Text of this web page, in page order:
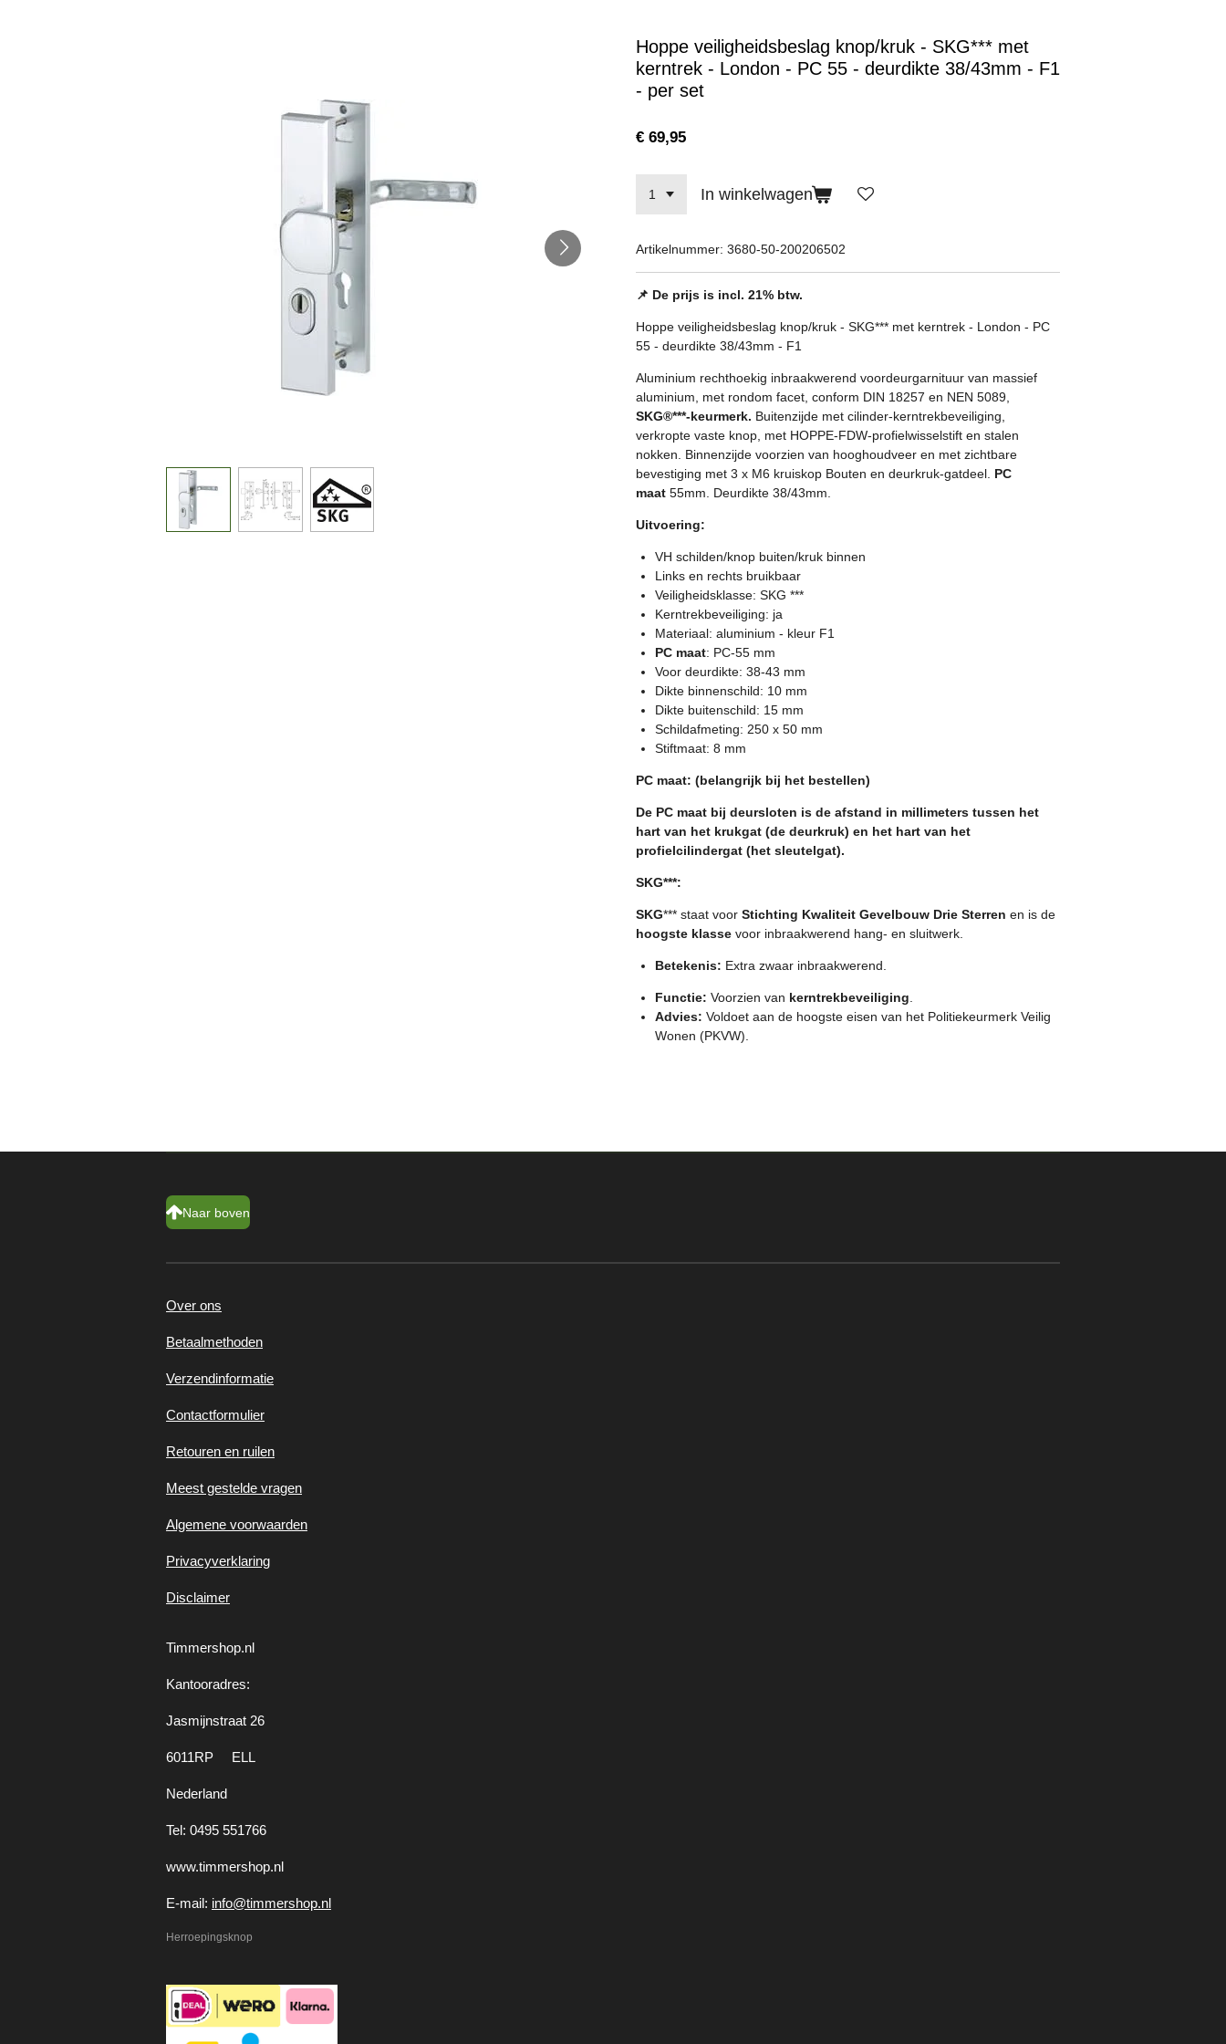
Hoppe veiligheidsbeslag knop/kruk - SKG*** met
kerntrek - London - PC 55 - deurdikte 38/43mm - F1
- per set
€ 69,95
In winkelwagen
Artikelnummer: 3680-50-200206502
📌 De prijs is incl. 21% btw.
Hoppe veiligheidsbeslag knop/kruk - SKG*** met kerntrek - London - PC
55 - deurdikte 38/43mm - F1
Aluminium rechthoekig inbraakwerend voordeurgarnituur van massief
aluminium, met rondom facet, conform DIN 18257 en NEN 5089,
SKG®***-keurmerk. Buitenzijde met cilinder-kerntrekbeveiliging,
verkropte vaste knop, met HOPPE-FDW-profielwisselstift en stalen
nokken. Binnenzijde voorzien van hooghoudveer en met zichtbare
bevestiging met 3 x M6 kruiskop Bouten en deurkruk-gatdeel. PC
maat 55mm. Deurdikte 38/43mm.
Uitvoering:
VH schilden/knop buiten/kruk binnen
Links en rechts bruikbaar
Veiligheidsklasse: SKG ***
Kerntrekbeveiliging: ja
Materiaal: aluminium - kleur F1
PC maat: PC-55 mm
Voor deurdikte: 38-43 mm
Dikte binnenschild: 10 mm
Dikte buitenschild: 15 mm
Schildafmeting: 250 x 50 mm
Stiftmaat: 8 mm
PC maat: (belangrijk bij het bestellen)
De PC maat bij deursloten is de afstand in millimeters tussen het
hart van het krukgat (de deurkruk) en het hart van het
profielcilindergat (het sleutelgat).
SKG***:
SKG*** staat voor Stichting Kwaliteit Gevelbouw Drie Sterren en is de
hoogste klasse voor inbraakwerend hang- en sluitwerk.
Betekenis: Extra zwaar inbraakwerend.
Functie: Voorzien van kerntrekbeveiliging
Advies: Voldoet aan de hoogste eisen van het Politiekeurmerk Veilig
Wonen (PKVW).
Naar boven
Over ons
Betaalmethoden
Verzendinformatie
Contactformulier
Retouren en ruilen
Meest gestelde vragen
Algemene voorwaarden
Privacyverklaring
Disclaimer
Timmershop.nl
Kantooradres:
Jasmijnstraat 26
6011RP ELL
Nederland
Tel: 0495 551766
www.timmershop.nl
E-mail: info@timmershop.nl
Herroepingsknop